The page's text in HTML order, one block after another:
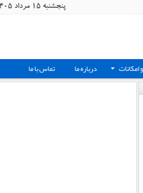
پنجشنبه 15 مرداد 1405
+ درباره ما تماس با ما